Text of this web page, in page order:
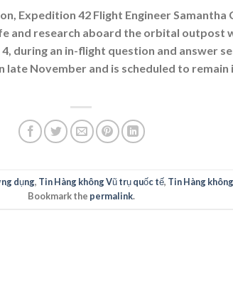
Expedition 42 Flight Engineer
and research aboard the orbital outpost
during an in-flight question and answer
November and is scheduled to
dụng, Tin Hàng không Vũ trụ quốc tế, Tin Hàng
Bookmark the permalink.